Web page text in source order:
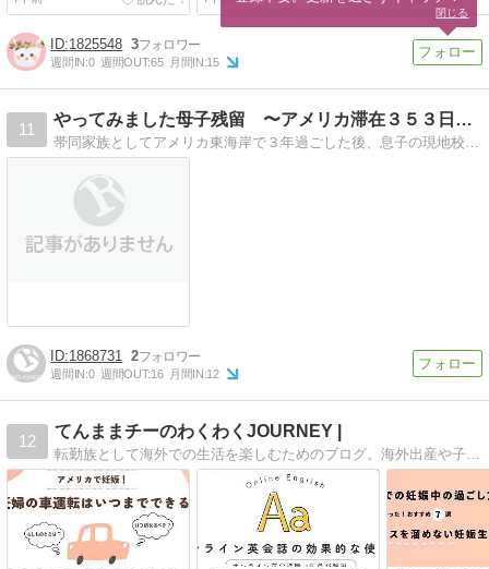
1825548 3
週間IN:0 週間OUT:65 月間IN:15
11
やってみました母子残留 〜アメリカ滞在３５３日の記録〜
帯同家族としてアメリカ東海岸で３年過ごした後、息子の現地校卒業を目指し、１年弱母子残留。母子残留に至る道のりから、息子卒業後帰国までの情報をお伝えします。
1868731 2
週間IN:0 週間OUT:16 月間IN:12
12
てんままチーのわくわくJOURNEY |
転勤族として海外での生活を楽しむためのブログ。海外出産や子育ての経験、英語、仕事のコツを紹介。新しい環境での生活を楽しむためのヒントとアドバイスについて書いています◎
閉じる